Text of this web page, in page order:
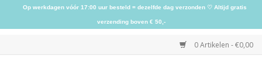
0 Artikelen - €0,00
Op werkdagen vóór 17:00 uur besteld = dezelfde dag verzonden ♡ Altijd gratis
verzending boven € 50,-